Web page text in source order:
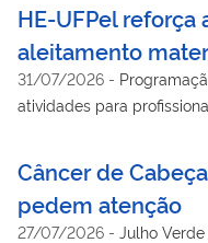
HE-UFPel
aleitamento
31/07/2026 -
atividades para
Câncer de
pedem atenção
27/07/2026 - Julho